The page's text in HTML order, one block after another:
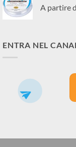
A partire
ENTRA NEL